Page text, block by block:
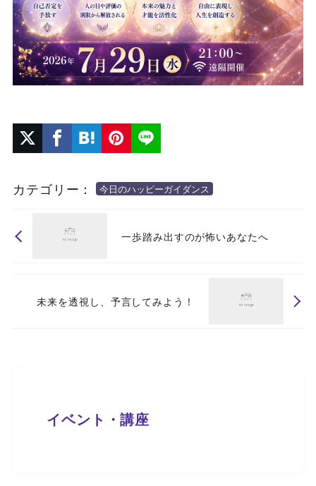
カテゴリー： 今日のハッピーガイダンス
一歩踏み出すのが怖いあなたへ
未来を透視し、予言してみよう！
イベント・講座